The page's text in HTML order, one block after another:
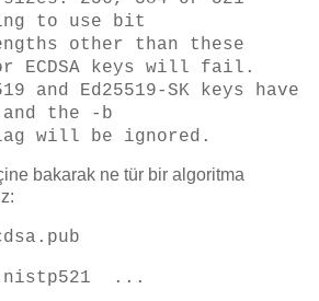
to use bit
than these
ECDSA keys will fail.
and Ed25519-SK keys have
the -b
ignored.
bakarak ne tür bir algoritma
nistp521 ...